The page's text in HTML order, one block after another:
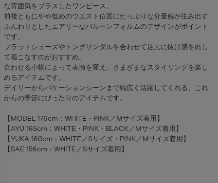
な雰囲気をプラスしたワンピース。
前後ともにやや低めのウエスト位置にたっぷりな分量感が生み出す
ふんわりとしたエアリーなバルーンフォルムのデザインがポイント
です。
フラットシューズやトングサンダルを合わせて足元に抜け感を出し
て着こなすのがおすすめ。
合わせる小物によって表情を変え、さまざまなスタイリングを楽し
めるアイテムです。
デイリーからバケーションシーンまで幅広く活躍してくれる、これ
からの季節にぴったりのアイテムです。
【MODEL 176cm：WHITE・PINK／Mサイズ着用】
【AYU 165cm：WHITE・PINK・BLACK／Mサイズ着用】
【YUKA 160cm：WHITE／Sサイズ・PINK／Mサイズ着用】
【SAE 156cm：WHITE／Sサイズ着用】